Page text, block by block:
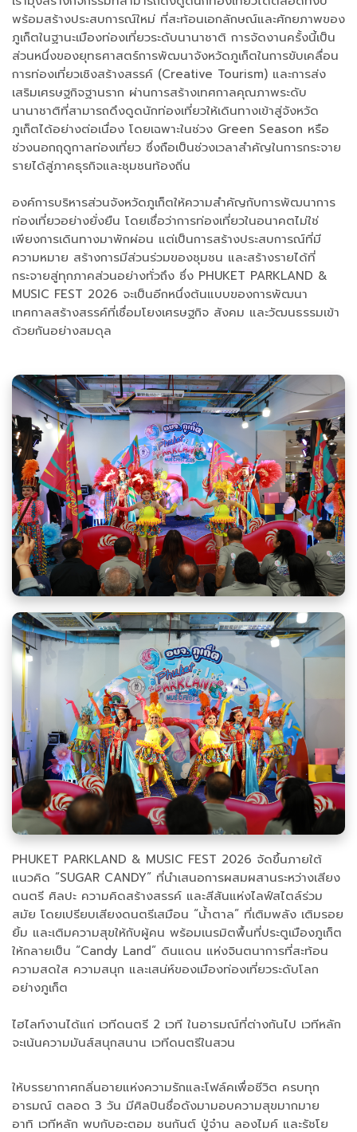
พร้อมสร้างประสบการณ์ใหม่ ที่สะท้อนเอกลักษณ์และศักยภาพของ
ภูเก็ตในฐานะเมืองท่องเที่ยวระดับนานาชาติ การจัดงานครั้งนี้เป็น
ส่วนหนึ่งของยุทธศาสตร์การพัฒนาจังหวัดภูเก็ตในการขับเคลื่อน
การท่องเที่ยวเชิงสร้างสรรค์ (Creative Tourism) และการส่ง
เสริมเศรษฐกิจฐานราก ผ่านการสร้างเทศกาลคุณภาพระดับ
นานาชาติที่สามารถดึงดูดนักท่องเที่ยวให้เดินทางเข้าสู่จังหวัด
ภูเก็ตได้อย่างต่อเนื่อง โดยเฉพาะในช่วง Green Season หรือ
ช่วงนอกฤดูกาลท่องเที่ยว ซึ่งถือเป็นช่วงเวลาสำคัญในการกระจาย
รายได้สู่ภาคธุรกิจและชุมชนท้องถิ่น
องค์การบริหารส่วนจังหวัดภูเก็ตให้ความสำคัญกับการพัฒนาการ
ท่องเที่ยวอย่างยั่งยืน โดยเชื่อว่าการท่องเที่ยวในอนาคตไม่ใช่
เพียงการเดินทางมาพักผ่อน แต่เป็นการสร้างประสบการณ์ที่มี
ความหมาย สร้างการมีส่วนร่วมของชุมชน และสร้างรายได้ที่
กระจายสู่ทุกภาคส่วนอย่างทั่วถึง ซึ่ง PHUKET PARKLAND &
MUSIC FEST 2026 จะเป็นอีกหนึ่งต้นแบบของการพัฒนา
เทศกาลสร้างสรรค์ที่เชื่อมโยงเศรษฐกิจ สังคม และวัฒนธรรมเข้า
ด้วยกันอย่างสมดุล
PHUKET PARKLAND & MUSIC FEST 2026 จัดขึ้นภายใต้
แนวคิด “SUGAR CANDY” ที่นำเสนอการผสมผสานระหว่างเสียง
ดนตรี ศิลปะ ความคิดสร้างสรรค์ และสีสันแห่งไลฟ์สไตล์ร่วม
สมัย โดยเปรียบเสียงดนตรีเสมือน “น้ำตาล” ที่เติมพลัง เติมรอย
ยิ้ม และเติมความสุขให้กับผู้คน พร้อมเนรมิตพื้นที่ประตูเมืองภูเก็ต
ให้กลายเป็น “Candy Land” ดินแดน แห่งจินตนาการที่สะท้อน
ความสดใส ความสนุก และเสน่ห์ของเมืองท่องเที่ยวระดับโลก
อย่างภูเก็ต
ไฮไลท์งานได้แก่ เวทีดนตรี 2 เวที ในอารมณ์ที่ต่างกันไป เวทีหลัก
จะเน้นความมันส์สนุกสนาน เวทีดนตรีในสวน
ให้บรรยากาศกลิ่นอายแห่งความรักและโฟล์คเพื่อชีวิต ครบทุก
อารมณ์ ตลอด 3 วัน มีศิลปินชื่อดังมามอบความสุขมากมาย
อาทิ เวทีหลัก พบกับอะตอม ชนกันต์ ปู่จ๋าน ลองไมค์ และรัชโย